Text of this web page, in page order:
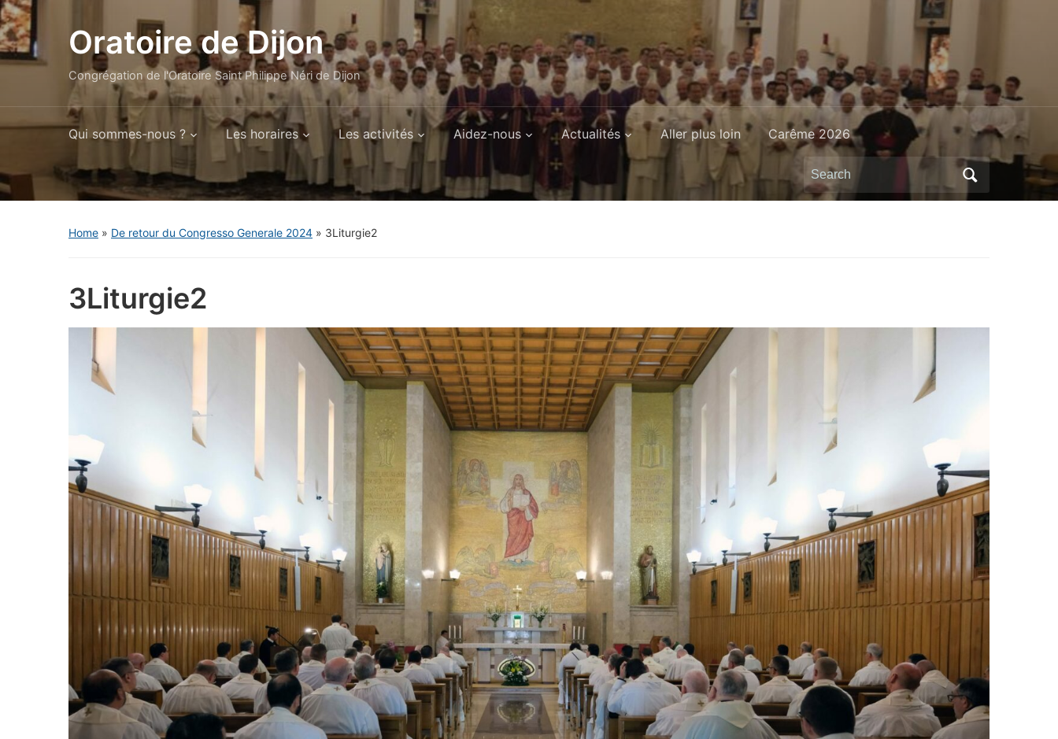
Oratoire de Dijon
Congrégation de l'Oratoire Saint Philippe Néri de Dijon
Qui sommes-nous ? Les horaires Les activités Aidez-nous Actualités Aller plus loin Carême 2026
Search
for:
Home » De retour du Congresso Generale 2024 » 3Liturgie2
3Liturgie2